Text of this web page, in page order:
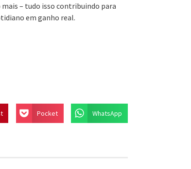
– tudo isso contribuindo para
em ganho real.
Pocket WhatsApp